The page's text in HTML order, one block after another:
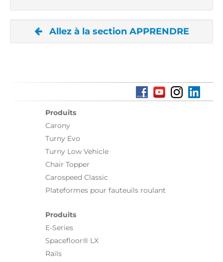
Allez à la section APPRENDRE
Produits
Carony
Turny Evo
Turny Low Vehicle
Chair Topper
Carospeed Classic
Plateformes pour fauteuils roulant
Produits
E-Series
Spacefloor® LX
Rails